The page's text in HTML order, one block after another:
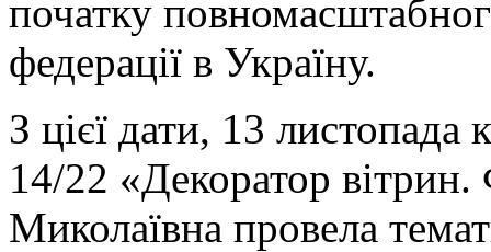
початку
федерації в Україну.
З цієї дати, 13
14/22 «Декоратор
Миколаївна провела